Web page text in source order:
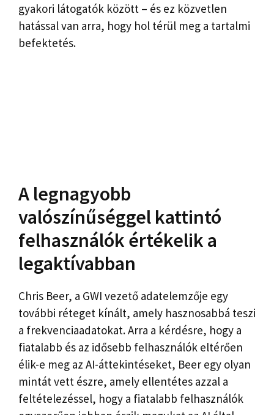
gyakori látogatók között – és ez közvetlen
hatással van arra, hogy hol térül meg a tartalmi
befektetés.
A legnagyobb
valószínűséggel kattintó
felhasználók értékelik a
legaktívabban
Chris Beer, a GWI vezető adatelemzője egy
további réteget kínált, amely hasznosabbá teszi
a frekvenciaadatokat. Arra a kérdésre, hogy a
fiatalabb és az idősebb felhasználók eltérően
élik-e meg az AI-áttekintéseket, Beer egy olyan
mintát vett észre, amely ellentétes azzal a
feltételezéssel, hogy a fiatalabb felhasználók